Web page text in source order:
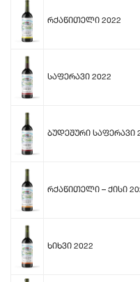
Რქაწითელი 2022
Საფერავი 2022
Ბუდეშური Საფერავი
Რქაწითელი – Ქისი
Ხიხვი 2022